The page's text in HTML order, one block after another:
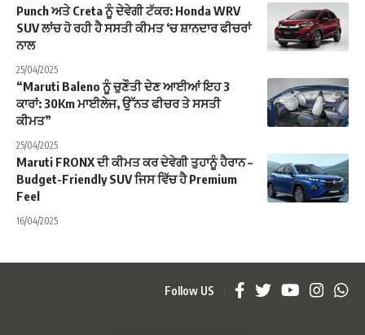
Punch ਅਤੇ Creta ਨੂੰ ਦੇਵੇਗੀ ਟੱਕਰ: Honda WRV
SUV ਲਾਂਚ ਹੋ ਰਹੀ ਹੈ ਸਸਤੀ ਕੀਮਤ ‘ਚ ਸ਼ਾਨਦਾਰ ਫੀਚਰਾਂ
ਨਾਲ
25/04/2025
“Maruti Baleno ਨੂੰ ਚੁਣੌਤੀ ਦੇਣ ਆਈਆਂ ਇਹ 3
ਕਾਰਾਂ: 30Km ਮਾਈਲੇਜ, ਉੱਨਤ ਫੀਚਰ ਤੇ ਸਸਤੀ
ਕੀਮਤ”
25/04/2025
Maruti FRONX ਦੀ ਕੀਮਤ ਕਰ ਦੇਵੇਗੀ ਤੁਹਾਨੂੰ ਹੈਰਾਨ –
Budget-Friendly SUV ਜਿਸ ਵਿੱਚ ਹੈ Premium
Feel
16/04/2025
Follow US